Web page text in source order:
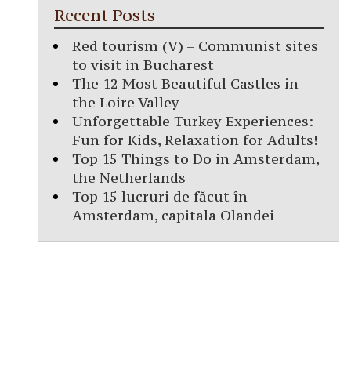
Recent Posts
Red tourism (V) – Communist sites
to visit in Bucharest
The 12 Most Beautiful Castles in
the Loire Valley
Unforgettable Turkey Experiences:
Fun for Kids, Relaxation for Adults!
Top 15 Things to Do in Amsterdam,
the Netherlands
Top 15 lucruri de făcut în
Amsterdam, capitala Olandei